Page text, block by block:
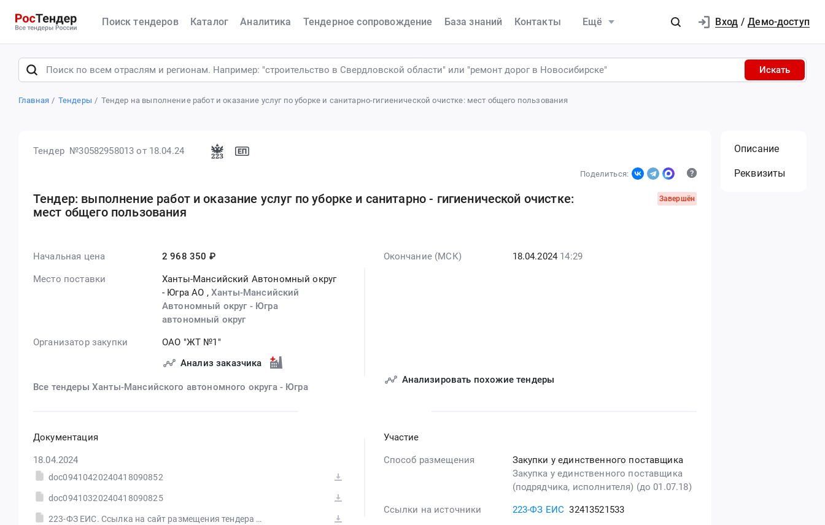
Поиск тендеров Каталог Аналитика Тендерное сопровождение База знаний Контакты Ещё Вход / Демо-доступ
Искать
Главная Тендеры Тендер на выполнение работ и оказание услуг по уборке и санитарно-гигиенической очистке: мест общего пользования
Тендер №30582958013 от 18.04.24
Поделиться:
Тендер: выполнение работ и оказание услуг по уборке и санитарно - гигиенической очистке:
мест общего пользования
Завершён
Начальная цена 2 968 350 ₽
Место поставки
Ханты-Мансийский Автономный округ
- Югра АО , Ханты-Мансийский
Автономный округ - Югра
автономный округ
Организатор закупки
ОАО "ЖТ №1"
Анализ заказчика
Все тендеры Ханты-Мансийского автономного округа - Югра
Окончание (МСК) 18.04.2024 14:29
Анализировать похожие тендеры
Документация
18.04.2024
doc09410420240418090852
doc09410320240418090825
223-ФЗ ЕИС. Ссылка на сайт размещения тендера #30582958013.doc
Участие
Способ размещения
Закупки у единственного поставщика
Закупка у единственного поставщика
(подрядчика, исполнителя) (до 01.07.18)
Ссылки на источники 223-ФЗ ЕИС 32413521533
Описание
Реквизиты